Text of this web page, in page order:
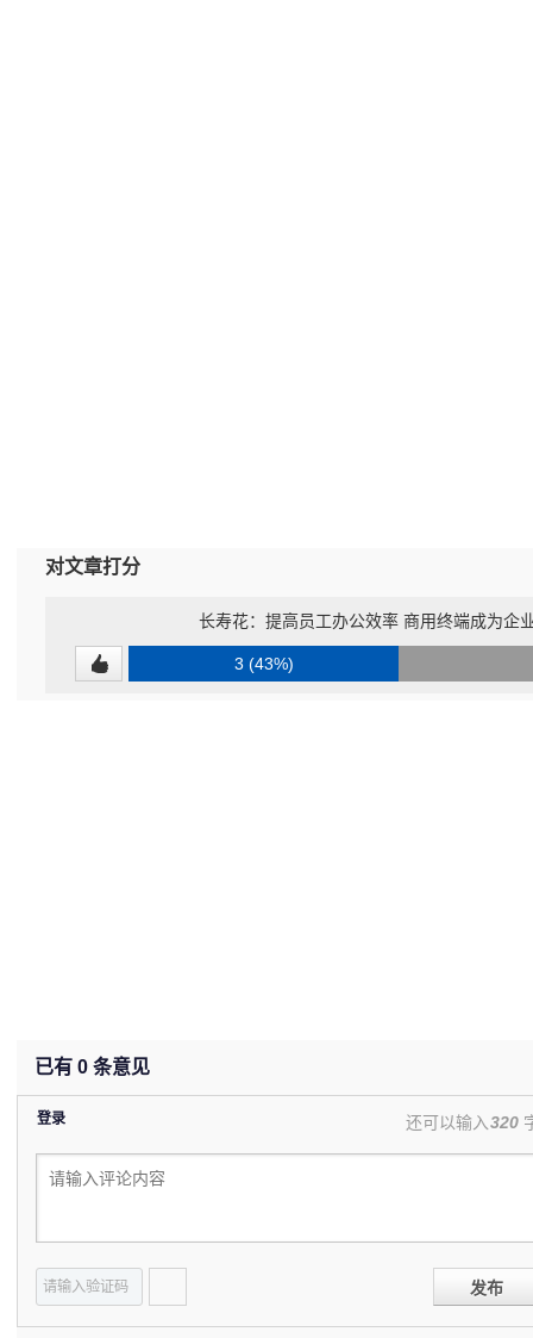
对文章打分
长寿花：提高员工办公效率 商用终端成为企
3 (43%)
已有 0 条意见
登录 还可以输入320
发布